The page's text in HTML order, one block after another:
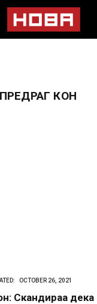
ПРЕДРАГ КОН
OCTOBER 26, 2021
Скандираа дека